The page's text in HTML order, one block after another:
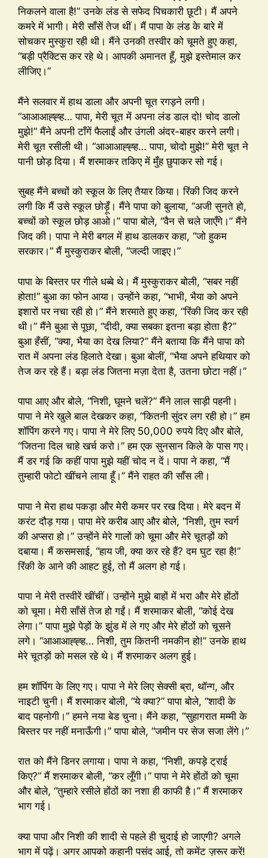
निकलने वाला है!” उनके लंड से सफेद पिचकारी छूटी। मैं अपने
कमरे में भागी। मेरी साँसें तेज थीं। मैं पापा के लंड के बारे में
सोचकर मुस्कुरा रही थी। मैंने उनकी तस्वीर को चूमते हुए कहा,
“बड़ी प्रैक्टिस कर रहे थे। आपकी अमानत हूँ, मुझे इस्तेमाल कर
लीजिए।”
मैंने सलवार में हाथ डाला और अपनी चूत रगड़ने लगी।
“आआआह्ह्ह… पापा, मेरी चूत में अपना लंड डाल दो! चोद डालो
मुझे!” मैंने अपनी टाँगें फैलाईं और उंगली अंदर-बाहर करने लगी।
मेरी चूत रसीली थी। “आआआह्ह्ह… पापा, चोदो मुझे!” मेरी चूत ने
पानी छोड़ दिया। मैं शरमाकर तकिए में मुँह छुपाकर सो गई।
सुबह मैंने बच्चों को स्कूल के लिए तैयार किया। रिंकी जिद करने
लगी कि मैं उसे स्कूल छोड़ूँ। मैंने पापा को बुलाया, “अजी सुनते हो,
बच्चों को स्कूल छोड़ आओ।” पापा बोले, “वैन से चले जाएँगे।” मैंने
जिद की। पापा ने मेरी बगल में हाथ डालकर कहा, “जो हुकम
सरकार।” मैं मुस्कुराकर बोली, “जल्दी जाइए।”
पापा के बिस्तर पर गीले धब्बे थे। मैं मुस्कुराकर बोली, “सबर नहीं
होता!” बुआ का फोन आया। उन्होंने कहा, “भाभी, भैया को अपने
इशारों पर नचा रही हो।” मैंने शरमाते हुए कहा, “रिंकी जिद कर रही
थी।” मैंने बुआ से पूछा, “दीदी, क्या सबका इतना बड़ा होता है?”
बुआ हँसीं, “क्या, भैया का देख लिया?” मैंने बताया कि मैंने पापा को
रात में अपना लंड हिलाते देखा। बुआ बोलीं, “भैया अपने हथियार को
तेज कर रहे हैं। बड़ा लंड जितना मज़ा देता है, उतना छोटा नहीं।”
पापा आए और बोले, “निशी, घूमने चलें?” मैंने लाल साड़ी पहनी।
पापा ने मेरे खुले बाल देखकर कहा, “कितनी सुंदर लग रही हो।” हम
शॉपिंग करने गए। पापा ने मेरे लिए 50,000 रुपये दिए और बोले,
“जितना दिल चाहे खर्च करो।” हम एक सुनसान किले के पास गए।
मैं डर गई कि कहीं पापा मुझे यहीं चोद न दें। पापा ने कहा, “मैं
तुम्हारी फोटो खींचने लाया हूँ।” मैंने राहत की साँस ली।
पापा ने मेरा हाथ पकड़ा और मेरी कमर पर रख दिया। मेरे बदन में
करंट दौड़ गया। पापा मेरे करीब आए और बोले, “निशी, तुम स्वर्ग
की अप्सरा हो।” उन्होंने मेरे गालों को चूमा और मेरे चूतड़ों को
दबाया। मैं कसमसाई, “हाय जी, क्या कर रहे हैं? दम घुट रहा है!”
रिंकी के आने की आहट हुई, तो मैं अलग हो गई।
पापा ने मेरी तस्वीरें खींचीं। उन्होंने मुझे बाहों में भरा और मेरे होंठों
को चूमा। मेरी साँसें तेज हो गईं। मैं शरमाकर बोली, “कोई देख
लेगा।” पापा मुझे पेड़ों के झुंड में ले गए और मेरे होंठों को चूसने
लगे। “आआआह्ह्ह… निशी, तुम कितनी नमकीन हो!” उनके हाथ
मेरे चूतड़ों को मसल रहे थे। मैं शरमाकर अलग हुई।
हम शॉपिंग के लिए गए। पापा ने मेरे लिए सेक्सी ब्रा, थॉन्ग, और
नाइटी चुनी। मैं शरमाकर बोली, “ये क्या?” पापा बोले, “शादी के
बाद पहनोगी।” हमने नया बेड चुना। मैंने कहा, “सुहागरात मम्मी के
बिस्तर पर नहीं मनाऊँगी।” पापा बोले, “जमीन पर सेज सजा लेंगे।”
रात को मैंने डिनर लगाया। पापा ने कहा, “निशी, कपड़े ट्राई
किए?” मैं शरमाकर बोली, “कर लूँगी।” पापा ने मेरे होंठों को चूमा
और बोले, “तुम्हारे रसीले होंठों का नशा ही काफी है।” मैं शरमाकर
भाग गई।
क्या पापा और निशी की शादी से पहले ही चुदाई हो जाएगी? अगले
भाग में पढ़ें। अगर आपको कहानी पसंद आई, तो कमेंट ज़रूर करें!